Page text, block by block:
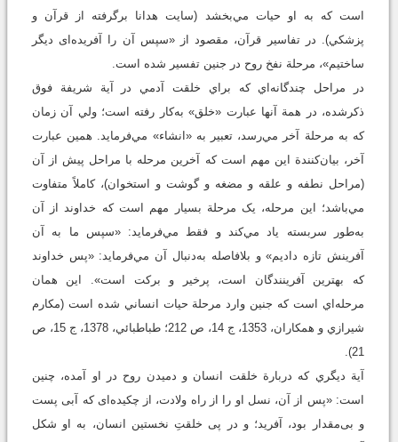
است که به او حيات مي‌بخشد (سايت هدانا برگرفته از قرآن و
پزشکي). در تفاسير قرآن، مقصود از «سپس آن را آفريده‌اى ديگر
ساختيم»، مرحلة نفخ روح در جنين تفسير شده است.
در مراحل چندگانه‌اي که براي خلقت آدمي در آية شريفة فوق
ذکرشده، در همة آنها عبارت «خلق» به‌کار رفته است؛ ولي آن زمان
که به مرحلة آخر مي‌رسد، تعبير به «انشاء» مي‌فرمايد. همين عبارت
آخر، بيان‌کنندة اين مهم است که آخرين مرحله با مراحل پيش از آن
(مراحل نطفه و علقه و مضغه و گوشت و استخوان)، کاملاً متفاوت
مي‌باشد؛ اين مرحله، يک مرحلة بسيار مهم است که خداوند از آن
به‌طور سربسته ياد مي‌کند و فقط مي‌فرمايد: «سپس ما به آن
آفرينش تازه داديم» و بلافاصله به‌دنبال آن مي‌فرمايد: «پس خداوند
که بهترين آفرينندگان است، پرخير و برکت است». اين همان
مرحله‌اي است که جنين وارد مرحلة حيات انساني شده است (مكارم
شيرازي و همكاران، 1353، ج 14، ص 212؛ طباطبائي، 1378، ج 15، ص
21).
آية ديگري که دربارة خلقت انسان و دميدن روح در او آمده، چنين
است: «پس از آن، نسل او را از راه ولادت، از چکيده‌اى که آبى پست
و بى‌مقدار بود، آفريد؛ و در پى خلقتِ نخستين انسان، به او شکل